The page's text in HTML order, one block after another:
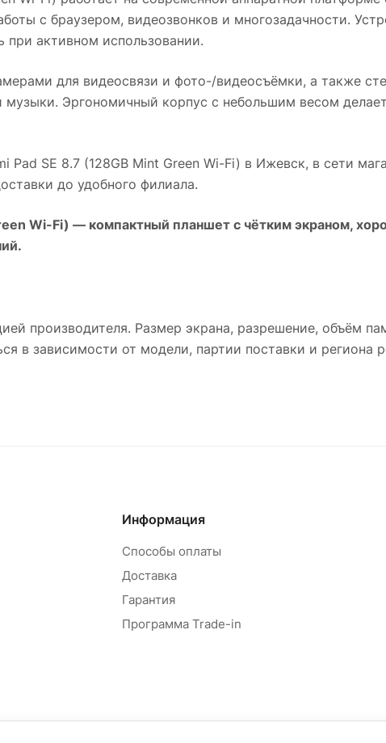
с браузером, видеозвонков и многозадачности.
при активном использовании.
для видеосвязи и фото-/видеосъёмки, а также
Эргономичный корпус с небольшим весом
Pad SE 8.7 (128GB Mint Green Wi-Fi) в Ижевск, в сети
до удобного филиала.
Wi-Fi) — компактный планшет с чётким экраном,
производителя. Размер экрана, разрешение, объём
в зависимости от модели, партии поставки и региона
Информация
Способы оплаты
Доставка
Гарантия
Программа Trade-in